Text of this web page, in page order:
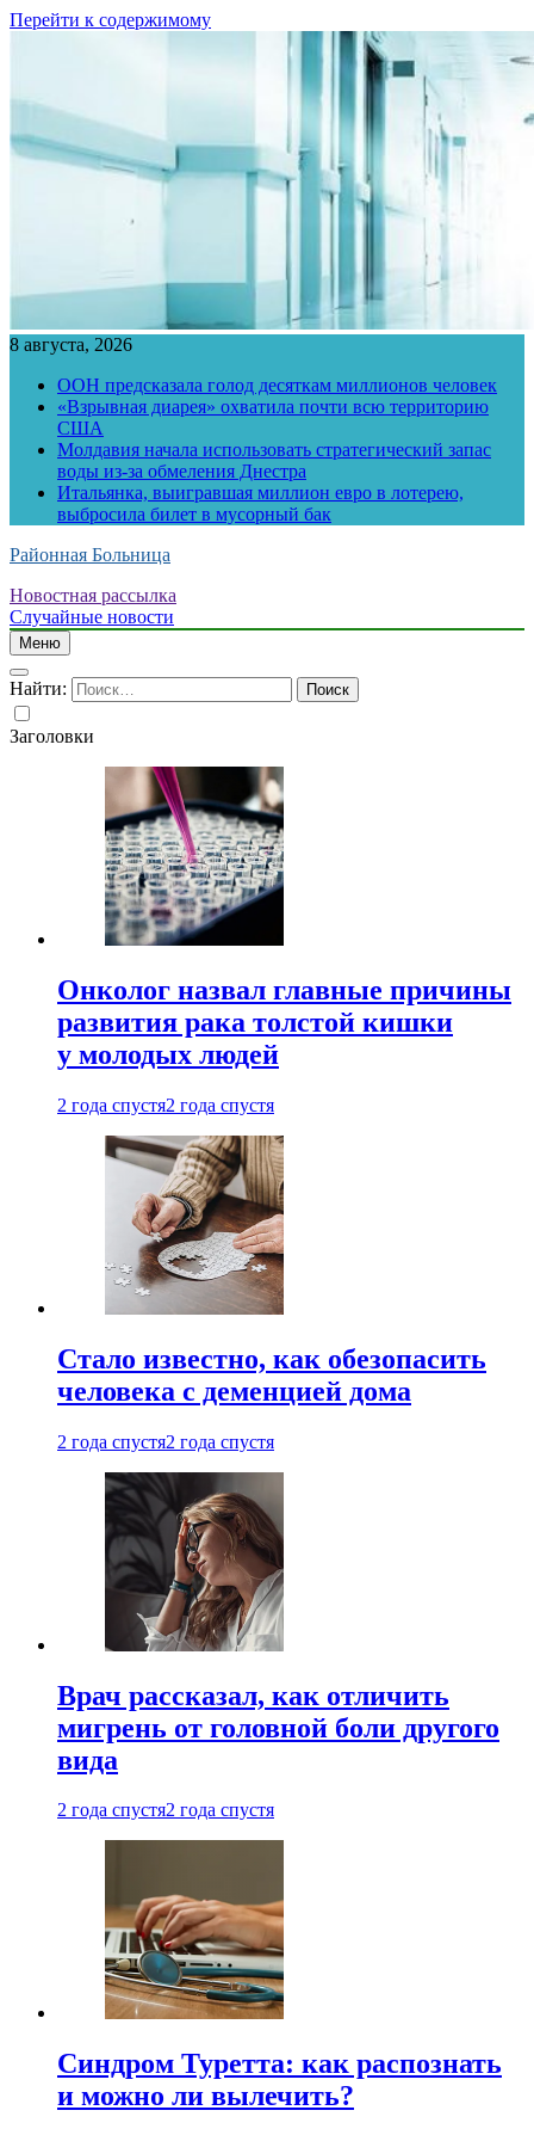
Перейти к содержимому
8 августа, 2026
ООН предсказала голод десяткам миллионов человек
«Взрывная диарея» охватила почти всю территорию
США
Молдавия начала использовать стратегический запас
воды из-за обмеления Днестра
Итальянка, выигравшая миллион евро в лотерею,
выбросила билет в мусорный бак
Районная Больница
Новостная рассылка
Случайные новости
Меню
Найти:
Заголовки
Онколог назвал главные причины
развития рака толстой кишки
у молодых людей
2 года спустя2 года спустя
Стало известно, как обезопасить
человека с деменцией дома
2 года спустя2 года спустя
Врач рассказал, как отличить
мигрень от головной боли другого
вида
2 года спустя2 года спустя
Синдром Туретта: как распознать
и можно ли вылечить?